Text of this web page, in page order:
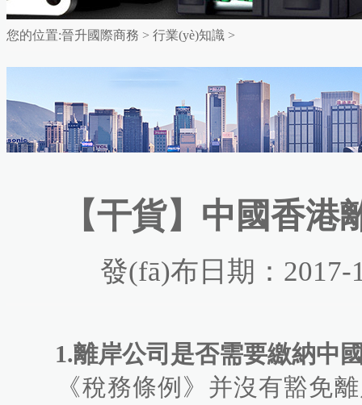
您的位置:晉升國際商務 > 行業(yè)知識 >
【干貨】中國香
發(fā)布日期：2017-
1.離岸公司是否需要繳納中國香
《稅務條例》并沒有豁免離